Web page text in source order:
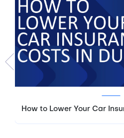
How to Lower Your Car